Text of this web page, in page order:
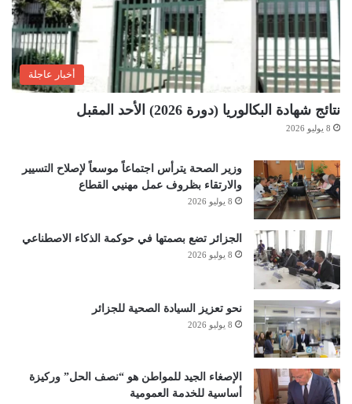
أخبار عاجلة
نتائج شهادة البكالوريا (دورة 2026) الأحد المقبل
8 يوليو 2026
وزير الصحة يترأس اجتماعاً موسعاً لإصلاح التسيير
والارتقاء بظروف عمل مهنيي القطاع
8 يوليو 2026
الجزائر تضع بصمتها في حوكمة الذكاء الاصطناعي
8 يوليو 2026
نحو تعزيز السيادة الصحية للجزائر
8 يوليو 2026
الإصغاء الجيد للمواطن هو “نصف الحل” وركيزة
أساسية للخدمة العمومية